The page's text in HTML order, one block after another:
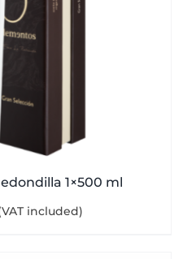
1×500 ml
included)